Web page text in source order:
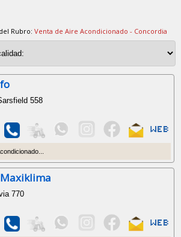
Rubro: Venta de Aire Acondicionado - Concordia
558
770